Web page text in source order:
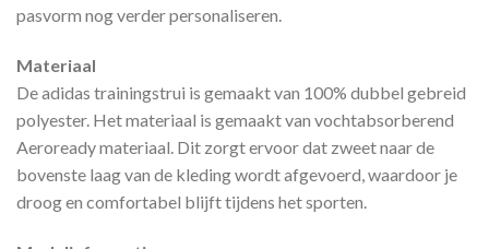
pasvorm nog verder personaliseren.
Materiaal
De adidas trainingstrui is gemaakt van 100% dubbel gebreid
polyester. Het materiaal is gemaakt van vochtabsorberend
Aeroready materiaal. Dit zorgt ervoor dat zweet naar de
bovenste laag van de kleding wordt afgevoerd, waardoor je
droog en comfortabel blijft tijdens het sporten.